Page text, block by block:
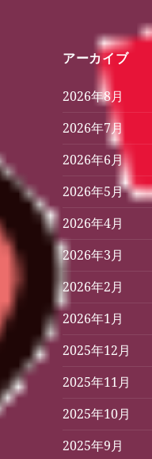
アーカイブ
2026年8月
2026年7月
2026年6月
2026年5月
2026年4月
2026年3月
2026年2月
2026年1月
2025年12月
2025年11月
2025年10月
2025年9月